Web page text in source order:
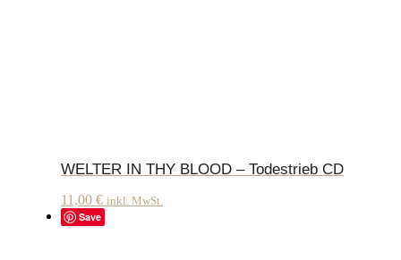
WELTER IN THY BLOOD – Todestrieb CD
11,00 € inkl. MwSt.
Save